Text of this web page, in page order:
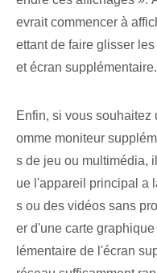
evrait commencer à
ettant de faire glisser
et écran supplémentaire.
Enfin, si vous
omme moniteur
s de jeu ou multimédia,
ue l'appareil principal a
s ou des vidéos sans
er d'une carte
lémentaire de l'écran